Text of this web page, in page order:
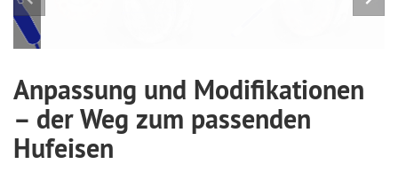
Anpassung und Modifikationen
– der Weg zum passenden
Hufeisen